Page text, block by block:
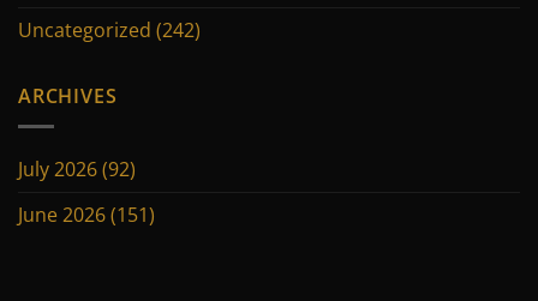
Uncategorized (242)
ARCHIVES
July 2026(92)
June 2026(151)